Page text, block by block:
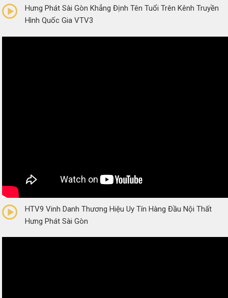
Hưng Phát Sài Gòn Khẳng Định Tên Tuổi Trên Kênh Truyền
Hình Quốc Gia VTV3
(0 Reviews)
HTV9 Vinh Danh Thương Hiệu Uy Tín Hàng Đầu Nội Thất
Hưng Phát Sài Gòn